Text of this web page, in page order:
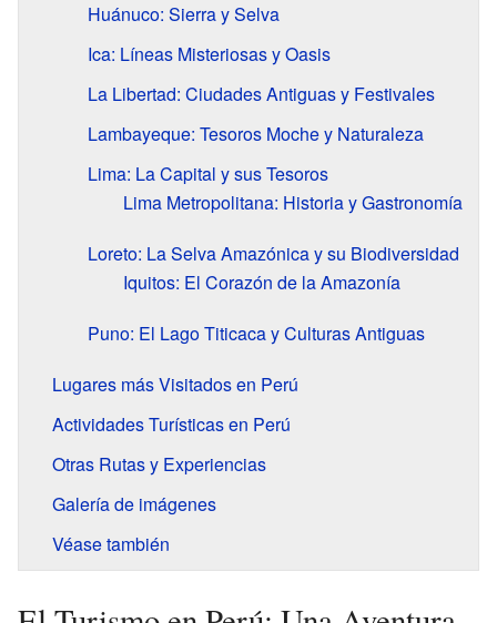
Huánuco: Sierra y Selva
Ica: Líneas Misteriosas y Oasis
La Libertad: Ciudades Antiguas y Festivales
Lambayeque: Tesoros Moche y Naturaleza
Lima: La Capital y sus Tesoros
Lima Metropolitana: Historia y Gastronomía
Loreto: La Selva Amazónica y su Biodiversidad
Iquitos: El Corazón de la Amazonía
Puno: El Lago Titicaca y Culturas Antiguas
Lugares más Visitados en Perú
Actividades Turísticas en Perú
Otras Rutas y Experiencias
Galería de imágenes
Véase también